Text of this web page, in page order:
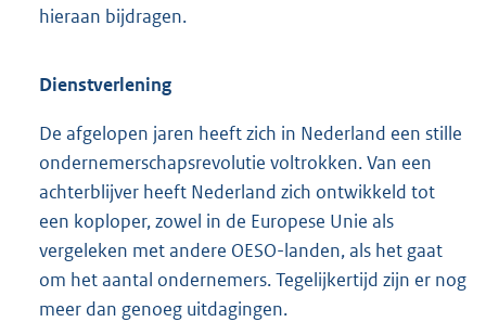
hieraan bijdragen.
Dienstverlening
De afgelopen jaren heeft zich in Nederland een stille
ondernemerschapsrevolutie voltrokken. Van een
achterblijver heeft Nederland zich ontwikkeld tot
een koploper, zowel in de Europese Unie als
vergeleken met andere OESO-landen, als het gaat
om het aantal ondernemers. Tegelijkertijd zijn er nog
meer dan genoeg uitdagingen.